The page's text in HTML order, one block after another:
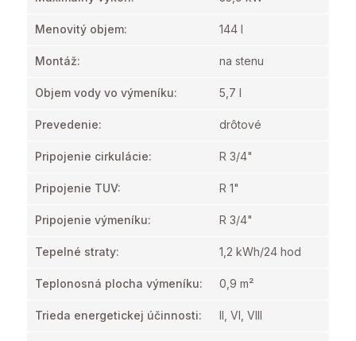
Menovitý objem: 144 l
Montáž: na stenu
Objem vody vo výmeníku: 5,7 l
Prevedenie: drôtové
Pripojenie cirkulácie: R 3/4"
Pripojenie TUV: R 1"
Pripojenie výmeníku: R 3/4"
Tepelné straty: 1,2 kWh/24 hod
Teplonosná plocha výmeníku: 0,9 m²
Trieda energetickej účinnosti: II, VI, VIII